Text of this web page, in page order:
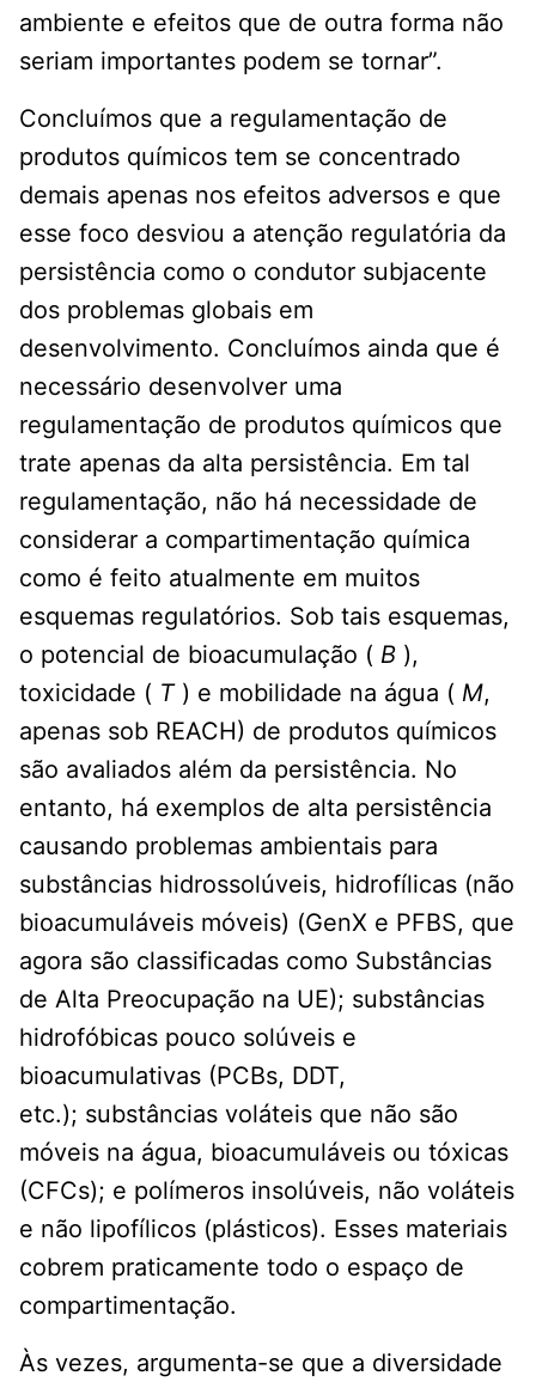
ambiente e efeitos que de outra forma não
seriam importantes podem se tornar”.
Concluímos que a regulamentação de
produtos químicos tem se concentrado
demais apenas nos efeitos adversos e que
esse foco desviou a atenção regulatória da
persistência como o condutor subjacente
dos problemas globais em
desenvolvimento. Concluímos ainda que é
necessário desenvolver uma
regulamentação de produtos químicos que
trate apenas da alta persistência. Em tal
regulamentação, não há necessidade de
considerar a compartimentação química
como é feito atualmente em muitos
esquemas regulatórios. Sob tais esquemas,
o potencial de bioacumulação ( B ),
toxicidade ( T) e mobilidade na água ( M,
apenas sob REACH) de produtos químicos
são avaliados além da persistência. No
entanto, há exemplos de alta persistência
causando problemas ambientais para
substâncias hidrossolúveis, hidrofílicas (não
bioacumuláveis ​​móveis) (GenX e PFBS, que
agora são classificadas como Substâncias
de Alta Preocupação na UE); substâncias
hidrofóbicas pouco solúveis e
bioacumulativas (PCBs, DDT,
etc.); substâncias voláteis que não são
móveis na água, bioacumuláveis ​​ou tóxicas
(CFCs); e polímeros insolúveis, não voláteis
e não lipofílicos (plásticos). Esses materiais
cobrem praticamente todo o espaço de
compartimentação.
Às vezes, argumenta-se que a diversidade